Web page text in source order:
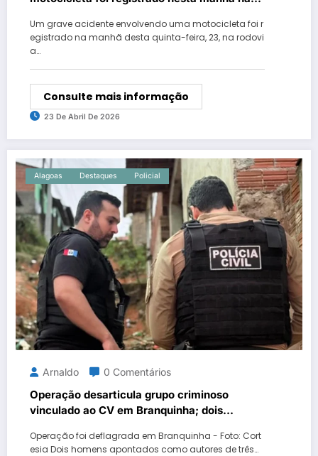
Um grave acidente envolvendo uma motocicleta foi r
egistrado na manhã desta quinta-feira, 23, na rodovi
a…
Consulte mais informação
23 De Abril De 2026
Alagoas Destaques Policial
Arnaldo 0 Comentários
Operação desarticula grupo criminoso
vinculado ao CV em Branquinha; dois
de tiros com policiais.
Operação foi deflagrada em Branquinha - Foto: Cort
esia Dois homens apontados como autores de três…